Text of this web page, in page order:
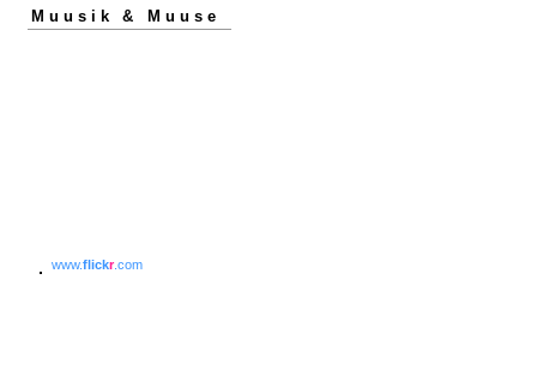
Muusik & Muuse
www.flickr.com